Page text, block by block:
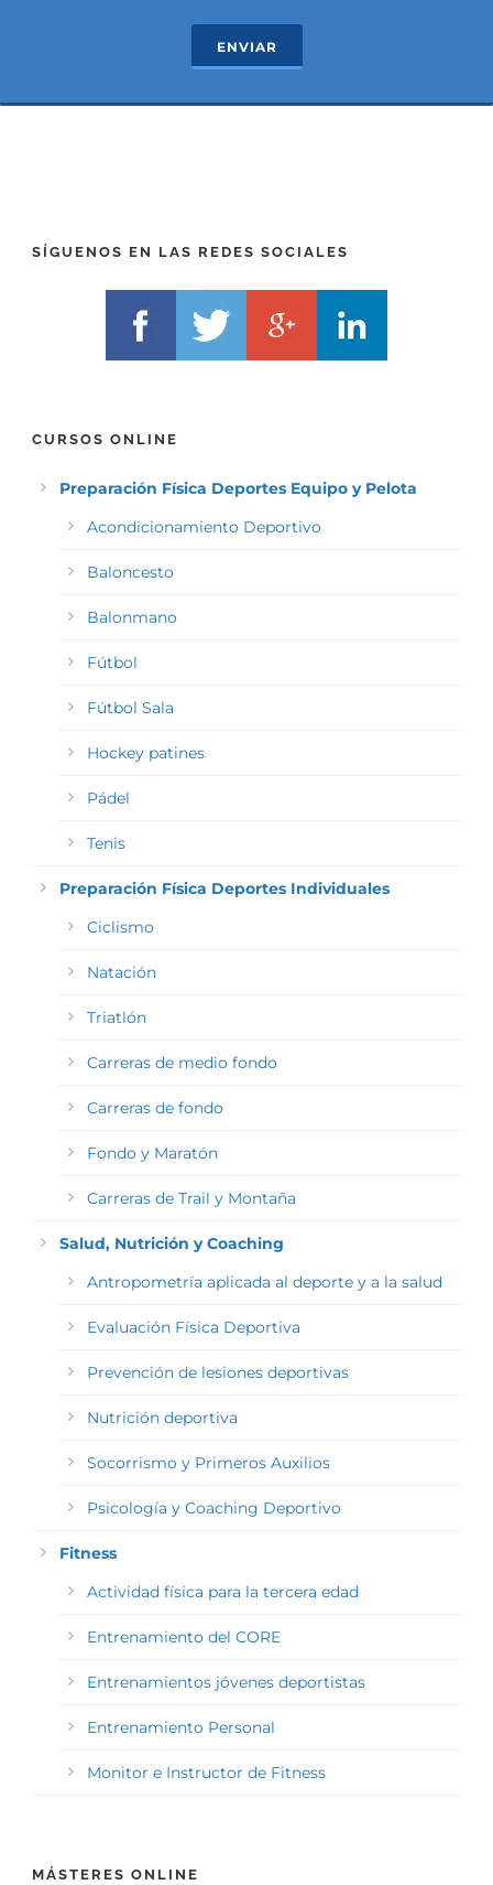
ENVIAR
SÍGUENOS EN LAS REDES SOCIALES
CURSOS ONLINE
Preparación Física Deportes Equipo y Pelota
Acondicionamiento Deportivo
Baloncesto
Balonmano
Fútbol
Fútbol Sala
Hockey patines
Pádel
Tenis
Preparación Física Deportes Individuales
Ciclismo
Natación
Triatlón
Carreras de medio fondo
Carreras de fondo
Fondo y Maratón
Carreras de Trail y Montaña
Salud, Nutrición y Coaching
Antropometría aplicada al deporte y a la salud
Evaluación Física Deportiva
Prevención de lesiones deportivas
Nutrición deportiva
Socorrismo y Primeros Auxilios
Psicología y Coaching Deportivo
Fitness
Actividad física para la tercera edad
Entrenamiento del CORE
Entrenamientos jóvenes deportistas
Entrenamiento Personal
Monitor e Instructor de Fitness
MÁSTERES ONLINE